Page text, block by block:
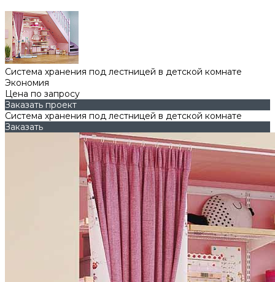
Система хранения под лестницей в детской комнате
Экономия
Цена по запросу
Заказать проект
Система хранения под лестницей в детской комнате
Заказать